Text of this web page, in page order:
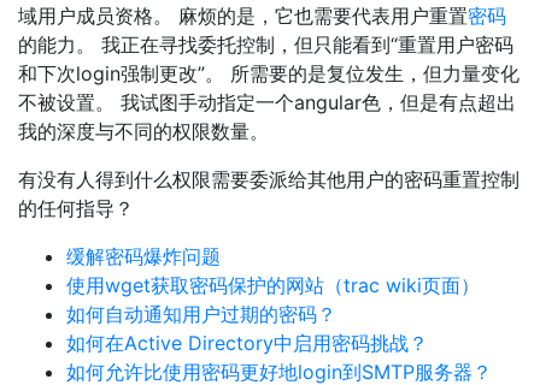
域用户成员资格。 麻烦的是，它也需要代表用户重置密码
的能力。 我正在寻找委托控制，但只能看到“重置用户密码
和下次login强制更改”。 所需要的是复位发生，但力量变化
不被设置。 我试图手动指定一个angular色，但是有点超出
我的深度与不同的权限数量。
有没有人得到什么权限需要委派给其他用户的密码重置控制
的任何指导？
缓解密码爆炸问题
使用wget获取密码保护的网站（trac wiki页面）
如何自动通知用户过期的密码？
如何在Active Directory中启用密码挑战？
如何允许比使用密码更好地login到SMTP服务器？